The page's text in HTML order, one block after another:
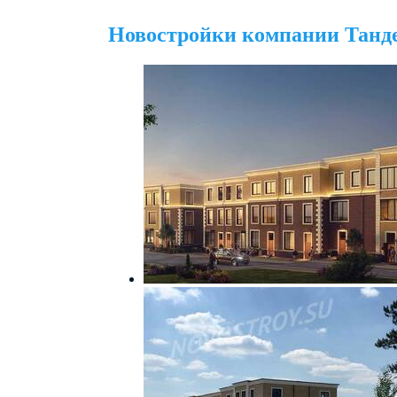
Новостройки компании